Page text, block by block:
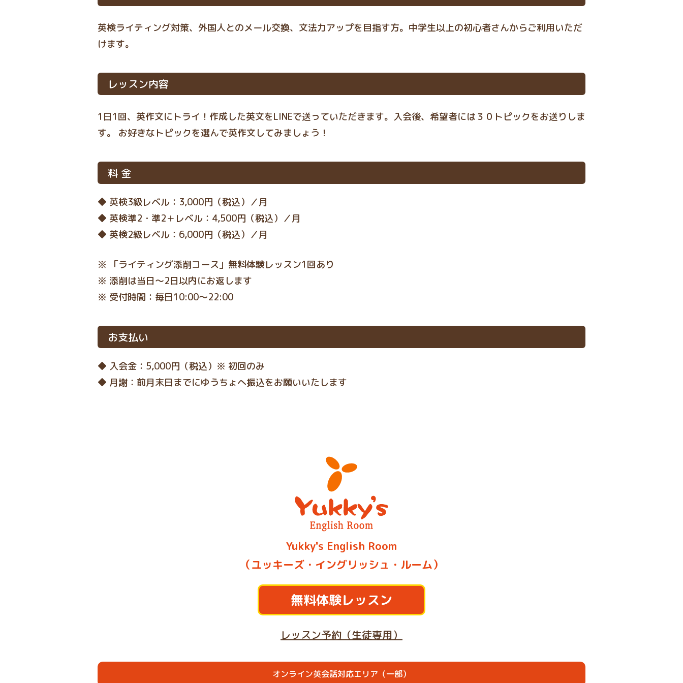
英検ライティング対策、外国人とのメール交換、文法力アップを目指す方。中学生以上の初心者さんからご利用いただ
けます。
レッスン内容
1日1回、英作文にトライ！作成した英文をLINEで送っていただきます。入会後、希望者には３０トピックをお送りしま
す。 お好きなトピックを選んで英作文してみましょう！
料 金
◆ 英検3級レベル： 3,000円（税込）／月
◆ 英検準2 ・準2＋レベル ：4,500円（税込）／月
◆ 英検2級レベル ：6,000円（税込）／月
※ 「ライティング添削コース」無料体験レッスン1 回あり
※ 添削は当日〜2日以内にお返します
※ 受付時間：毎日10:00〜22:00
お支払い
◆ 入会金：5,000円（税込）※ 初回のみ
◆ 月謝：前月末日までにゆうちょへ振込をお願いいたします
Yukky's English Room
（ユッキーズ・イングリッシュ・ルーム）
無料体験レッスン
レッスン予約（生徒専用）
オンライン英会話対応エリア（一部）